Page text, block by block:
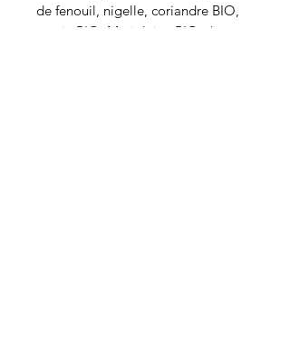
de fenouil, nigelle, coriandre BIO,
cumin BIO, Marjolaine BIO, thym et